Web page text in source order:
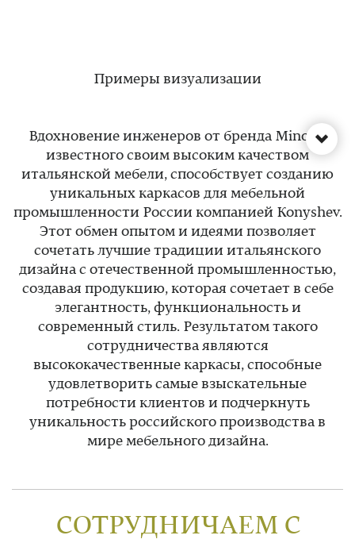
Примеры визуализации
Вдохновение инженеров от бренда Minotti,
известного своим высоким качеством
итальянской мебели, способствует созданию
уникальных каркасов для мебельной
промышленности России компанией Konyshev.
Этот обмен опытом и идеями позволяет
сочетать лучшие традиции итальянского
дизайна с отечественной промышленностью,
создавая продукцию, которая сочетает в себе
элегантность, функциональность и
современный стиль. Результатом такого
сотрудничества являются
высококачественные каркасы, способные
удовлетворить самые взыскательные
потребности клиентов и подчеркнуть
уникальность российского производства в
мире мебельного дизайна.
СОТРУДНИЧАЕМ С